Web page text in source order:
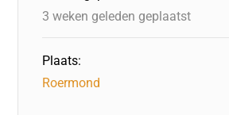
k
3 weken geleden geplaatst
Plaats:
Roermond